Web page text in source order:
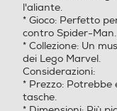
l'aliante.
* Gioco: Perfetto
contro Spider-Man.
* Collezione: Un
dei Lego Marvel.
Considerazioni:
* Prezzo: Potrebbe
tasche.